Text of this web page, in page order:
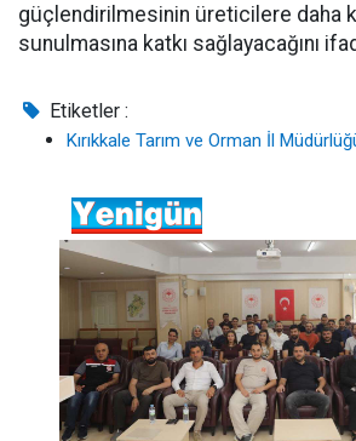
güçlendirilmesinin üreticilere daha
sunulmasına katkı sağlayacağını
Etiketler :
Kırıkkale Tarım ve Orman İl